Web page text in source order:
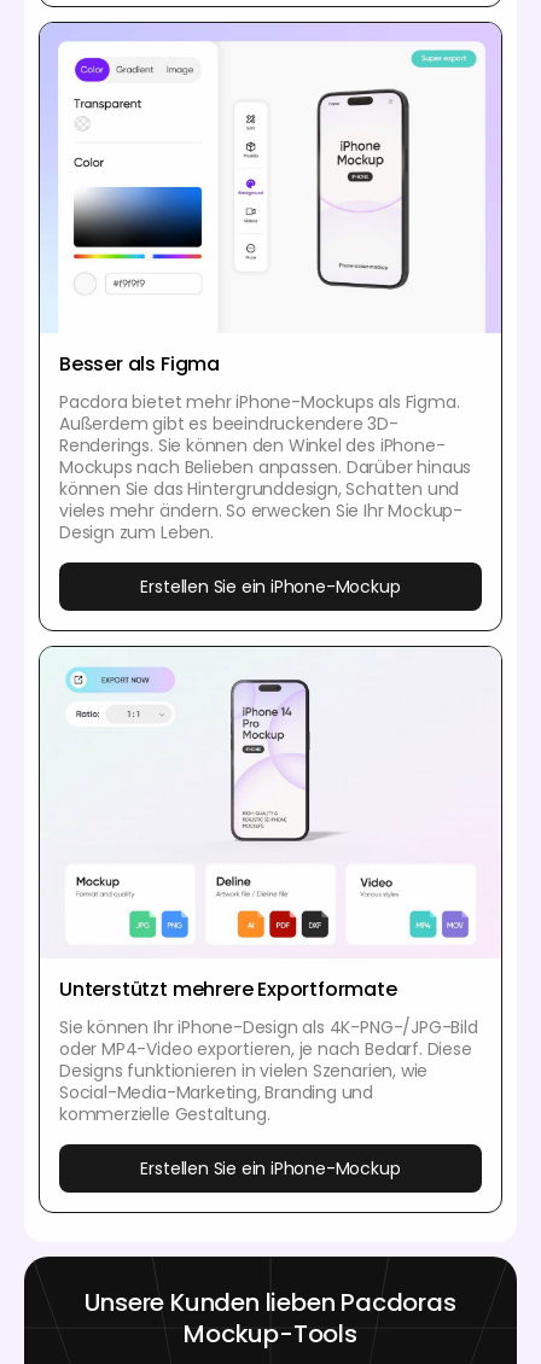
Besser als Figma
Pacdora bietet mehr iPhone-Mockups als Figma.
Außerdem gibt es beeindruckendere 3D-
Renderings. Sie können den Winkel des iPhone-
Mockups nach Belieben anpassen. Darüber hinaus
können Sie das Hintergrunddesign, Schatten und
vieles mehr ändern. So erwecken Sie Ihr Mockup-
Design zum Leben.
Erstellen Sie ein iPhone-Mockup
Unterstützt mehrere Exportformate
Sie können Ihr iPhone-Design als 4K-PNG-/JPG-Bild
oder MP4-Video exportieren, je nach Bedarf. Diese
Designs funktionieren in vielen Szenarien, wie
Social-Media-Marketing, Branding und
kommerzielle Gestaltung.
Erstellen Sie ein iPhone-Mockup
Unsere Kunden lieben Pacdoras
Mockup-Tools